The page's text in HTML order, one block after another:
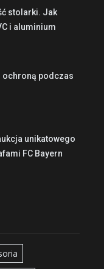
stolarki. Jak
i aluminium
ochroną podczas
unikatowego
FC Bayern